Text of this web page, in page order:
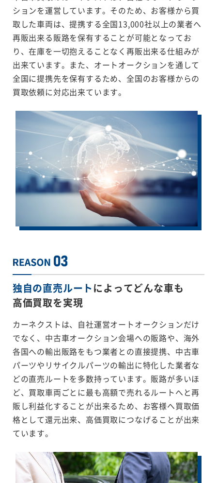
ションを運営しています。そのため、お客様から買
取した車両は、提携する全国13,000社以上の業者へ
再販出来る販路を保有することが可能となってお
り、在庫を一切抱えることなく再販出来る仕組みが
出来ています。また、オートオークションを通して
全国に提携先を保有するため、全国のお客様からの
買取依頼に対応出来ています。
独自の直売ルートによってどんな車も
高価買取を実現
カーネクストは、自社運営オートオークションだけ
でなく、中古車オークション会場への販路や、海外
各国への輸出販路をもつ業者との直接提携、中古車
パーツやリサイクルパーツの輸出に特化した業者な
どの直売ルートを多数持っています。販路が多いほ
ど、買取車両ごとに最も高額で売れるルートへと再
販し利益化することが出来るため、お客様へ買取価
格として還元出来、高価買取につなげることが出来
ています。